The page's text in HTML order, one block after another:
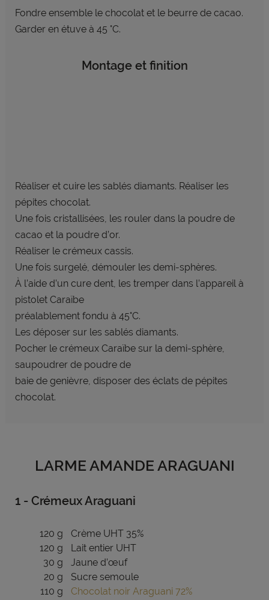
Fondre ensemble le chocolat et le beurre de cacao.
Garder en étuve à 45 °C.
Montage et finition
Réaliser et cuire les sablés diamants. Réaliser les
pépites chocolat.
Une fois cristallisées, les rouler dans la poudre de
cacao et la poudre d’or.
Réaliser le crémeux cassis.
Une fois surgelé, démouler les demi-sphères.
À l’aide d’un cure dent, les tremper dans l’appareil à
pistolet Caraïbe
préalablement fondu à 45°C.
Les déposer sur les sablés diamants.
Pocher le crémeux Caraïbe sur la demi-sphère,
saupoudrer de poudre de
baie de genièvre, disposer des éclats de pépites
chocolat.
LARME AMANDE ARAGUANI
1 - Crémeux Araguani
120 g
Crème UHT 35%
120 g
Lait entier UHT
30 g
Jaune d’œuf
20 g
Sucre semoule
110 g
Chocolat noir Araguani 72%